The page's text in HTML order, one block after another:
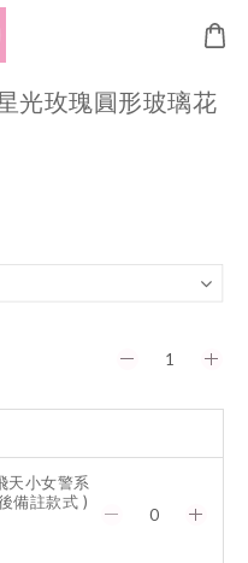
光玫瑰圓形玻璃花
天小女警系
備註款式 )